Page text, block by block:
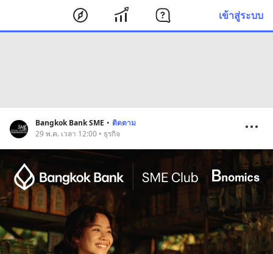
เข้าสู่ระบบ
Bangkok Bank SME • ติดตาม
29 พ.ค. เวลา 12:00 • ธุรกิจ